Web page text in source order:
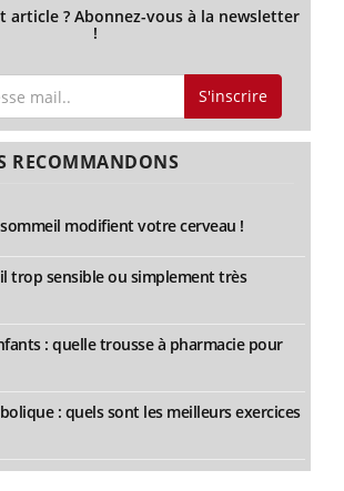
article ? Abonnez-vous à la newsletter
!
S'inscrire
RECOMMANDONS
modifient votre cerveau !
trop sensible ou simplement très
: quelle trousse à pharmacie pour
: quels sont les meilleurs exercices